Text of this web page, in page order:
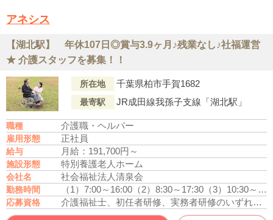
アネシス
【湖北駅】 年休107日◎賞与3.9ヶ月♪残業なし♪社福運営
★ 介護スタッフを募集！！
所在地 千葉県柏市手賀1682
最寄駅 JR成田線我孫子支線「湖北駅」
職種 介護職・ヘルパー
雇用形態 正社員
給与 月給：191,700円～
施設形態 特別養護老人ホーム
会社名 社会福祉法人清泉会
勤務時間 （1）7:00～16:00 （2）8:30～17:30 （3）10:30～19:30
応募資格 介護福祉士、初任者研修、実務者研修のいずれかの資格をお持ちの方